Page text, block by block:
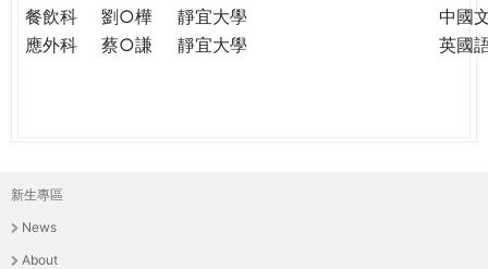
餐飲科
劉○樺 靜宜大學
中國
應外科
蔡○謙 靜宜大學 英國
主
選
新生專區
News
About